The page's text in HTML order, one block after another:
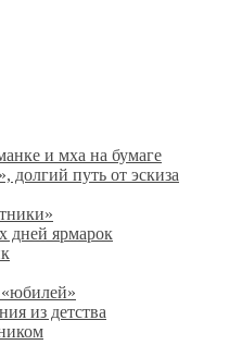
и мха на бумаге
долгий путь от эскиза
дней ярмарок
из детства